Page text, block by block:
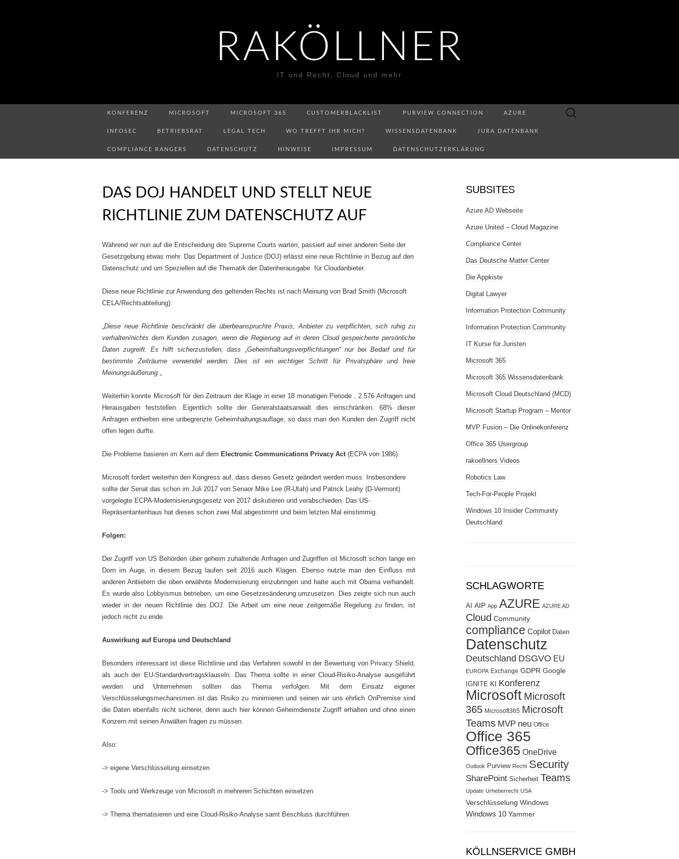
RAKÖLLNER
IT und Recht, Cloud und mehr
KONFERENZ MICROSOFT MICROSOFT 365 CUSTOMERBLACKLIST PURVIEW CONNECTION AZURE
INFOSEC BETRIEBSRAT LEGAL TECH WO TREFFT IHR MICH? WISSENSDATENBANK JURA DATENBANK
COMPLIANCE RANGERS DATENSCHUTZ HINWEISE IMPRESSUM DATENSCHUTZERKLÄRUNG
Suchen
DAS DOJ HANDELT UND STELLT NEUE
RICHTLINIE ZUM DATENSCHUTZ AUF
Während wir nun auf die Entscheidung des Supreme Courts warten, passiert auf einer anderen Seite der
Gesetzgebung etwas mehr. Das Department of Justice (DOJ) erlässt eine neue Richtlinie in Bezug auf den
Datenschutz und um Speziellen auf die Thematik der Datenherausgabe für Cloudanbieter.
Diese neue Richtlinie zur Anwendung des geltenden Rechts ist nach Meinung von Brad Smith (Microsoft
CELA/Rechtsabteilung):
„Diese neue Richtlinie beschränkt die überbeanspruchte Praxis, Anbieter zu verpflichten, sich ruhig zu
verhalten/nichts dem Kunden zusagen, wenn die Regierung auf in deren Cloud gespeicherte persönliche
Daten zugreift. Es hilft sicherzustellen, dass „Geheimhaltungsverpflichtungen“ nur bei Bedarf und für
bestimmte Zeiträume verwendet werden. Dies ist ein wichtiger Schritt für Privatsphäre und freie
Meinungsäußerung.„
Weiterhin konnte Microsoft für den Zeitraum der Klage in einer 18 monatigen Periode , 2.576 Anfragen und
Herausgaben feststellen. Eigentlich sollte der Generalstaatsanwalt dies einschränken. 68% dieser
Anfragen enthielten eine unbegrenzte Geheimhaltungsauflage, so dass man den Kunden den Zugriff nicht
offen legen durfte.
Die Probleme basieren im Kern auf dem Electronic Communications Privacy Act(ECPA von 1986).
Microsoft fordert weiterhin den Kongress auf, dass dieses Gesetz geändert werden muss. Insbesondere
sollte der Senat das schon im Juli 2017 von Senaor Mike Lee (R-Utah) und Patrick Leahy (D-Vermont)
vorgelegte ECPA-Modernisierungsgesetz von 2017 diskutieren und verabschieden. Das US-
Repräsentantenhaus hat dieses schon zwei Mal abgestimmt und beim letzten Mal einstimmig.
Folgen:
Der Zugriff von US Behörden über geheim zuhaltende Anfragen und Zugriffen ist Microsoft schon lange ein
Dorn im Auge, in diesem Bezug laufen seit 2016 auch Klagen. Ebenso nutzte man den Einfluss mit
anderen Anbietern die oben erwähnte Modernisierung einzubringen und hatte auch mit Obama verhandelt.
Es wurde also Lobbyismus betrieben, um eine Gesetzesänderung umzusetzen. Dies zeigte sich nun auch
wieder in der neuen Richtlinie des DOJ. Die Arbeit um eine neue zeitgemäße Regelung zu finden, ist
jedoch nicht zu ende.
Auswirkung auf Europa und Deutschland
Besonders interessant ist diese Richtlinie und das Verfahren sowohl in der Bewertung von Privacy Shield,
als auch der EU-Standardvertragsklauseln. Das Thema sollte in einer Cloud-Risiko-Analyse ausgeführt
werden und Unternehmen sollten das Thema verfolgen. Mit dem Einsatz eigener
Verschlüsselungsmechanismen ist das Risiko zu minimieren und seinen wir uns ehrlich OnPremise sind
die Daten ebenfalls nicht sicherer, denn auch hier können Geheimdienste Zugriff erhalten und ohne einen
Konzern mit seinen Anwälten fragen zu müssen.
Also:
-> eigene Verschlüsselung einsetzen
-> Tools und Werkzeuge von Microsoft in mehreren Schichten einsetzen
-> Thema thematisieren und eine Cloud-Risiko-Analyse samt Beschluss durchführen
SUBSITES
Azure AD Webseite
Azure United – Cloud Magazine
Compliance Center
Das Deutsche Matter Center
Die Appkiste
Digital Lawyer
Information Protection Community
Information Protection Community
IT Kurse für Juristen
Microsoft 365
Microsoft 365 Wissensdatenbank
Microsoft Cloud Deutschland (MCD)
Microsoft Startup Program – Mentor
MVP Fusion – Die Onlinekonferenz
Office 365 Usergroup
rakoellners Videos
Robotics Law
Tech-For-People Projekt
Windows 10 Insider Community
Deutschland
SCHLAGWORTE
AI AIP App AZURE AZURE AD
Cloud Community
compliance Copilot Daten
Datenschutz
Deutschland DSGVO EU
EUROPA Exchange GDPR Google
IGNITE KI Konferenz
Microsoft Microsoft
365 Microsoft365 Microsoft
Teams MVP neu Office
Office 365
Office365 OneDrive
Outlook Purview Recht Security
SharePoint Sicherheit Teams
Update Urheberrecht USA
Verschlüsselung Windows
Windows 10 Yammer
KÖLLNSERVICE GMBH